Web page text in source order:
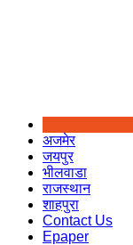
अजमेर
जयपुर
भीलवाडा
राजस्थान
शाहपुरा
Contact Us
Epaper